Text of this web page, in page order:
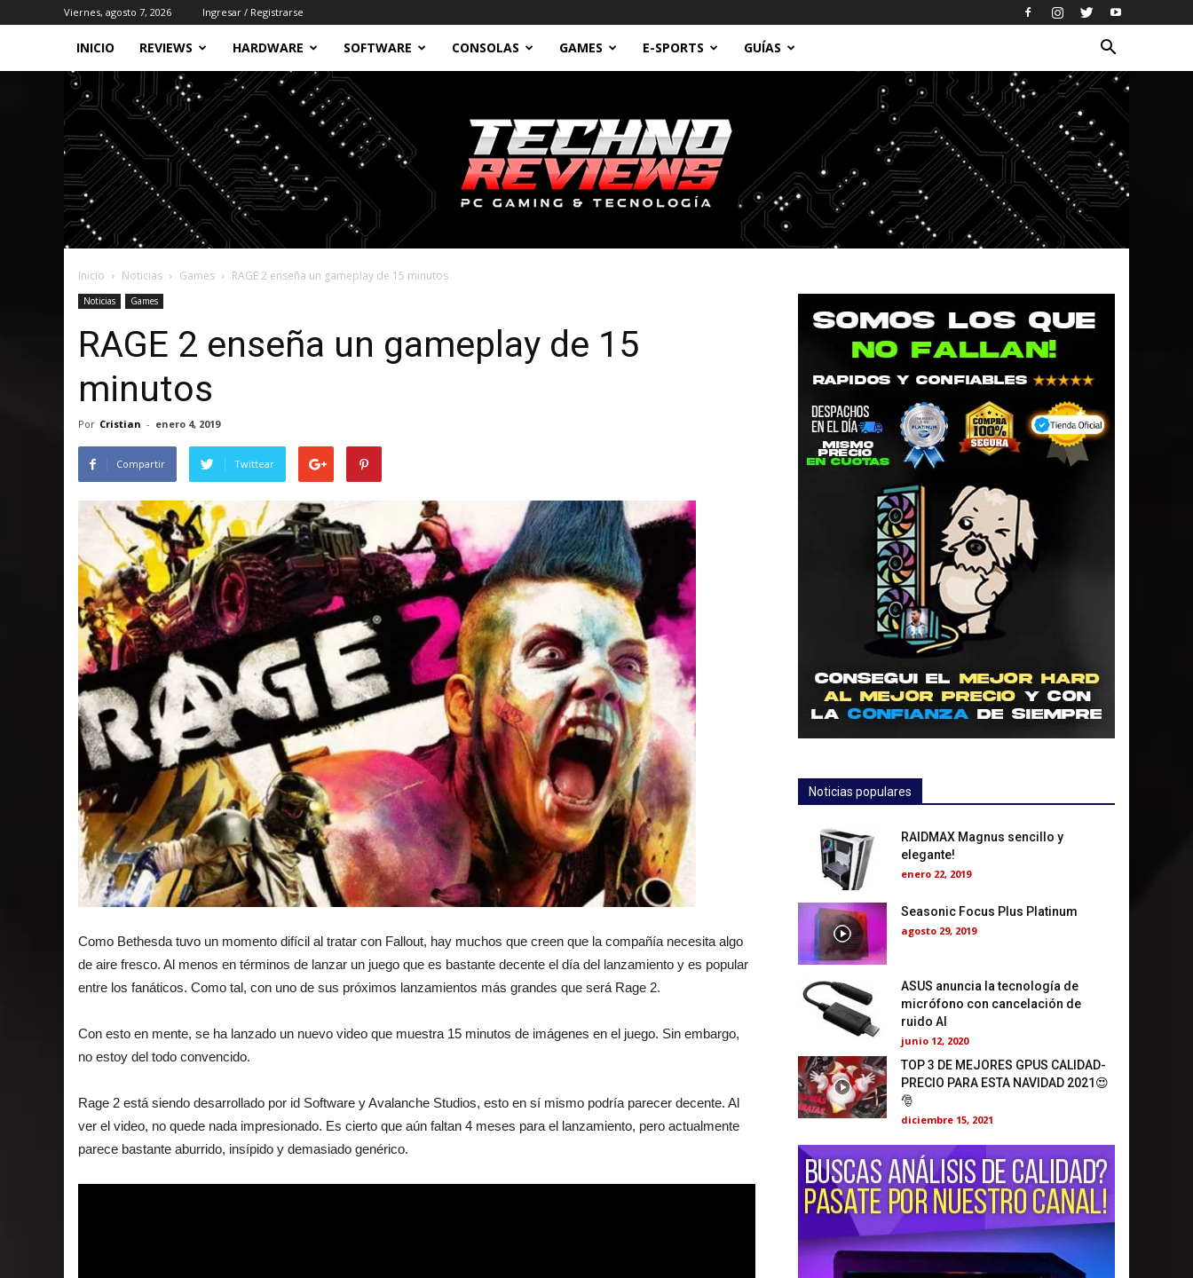
Viernes, agosto 7, 2026 Ingresar / Registrarse
INICIO REVIEWS HARDWARE SOFTWARE CONSOLAS GAMES E-SPORTS GUÍAS
unboxing
&
reviews
Inicio Noticias Games RAGE 2 enseña un gameplay de 15 minutos
Noticias Games
RAGE 2 enseña un gameplay de 15
minutos
Por Cristian - enero 4, 2019
Compartir Twittear
Como Bethesda tuvo un momento difícil al tratar con Fallout, hay muchos que creen que la compañía necesita algo
de aire fresco. Al menos en términos de lanzar un juego que es bastante decente el día del lanzamiento y es popular
entre los fanáticos. Como tal, con uno de sus próximos lanzamientos más grandes que será Rage 2.
Con esto en mente, se ha lanzado un nuevo video que muestra 15 minutos de imágenes en el juego. Sin embargo,
no estoy del todo convencido.
Rage 2 está siendo desarrollado por id Software y Avalanche Studios, esto en sí mismo podría parecer decente. Al
ver el video, no quede nada impresionado. Es cierto que aún faltan 4 meses para el lanzamiento, pero actualmente
parece bastante aburrido, insípido y demasiado genérico.
Noticias populares
RAIDMAX Magnus sencillo y
elegante!
enero 22, 2019
Seasonic Focus Plus Platinum
agosto 29, 2019
ASUS anuncia la tecnología de
micrófono con cancelación de
ruido AI
junio 12, 2020
TOP 3 DE MEJORES GPUS CALIDAD-
PRECIO PARA ESTA NAVIDAD 2021😍
🎅
diciembre 15, 2021